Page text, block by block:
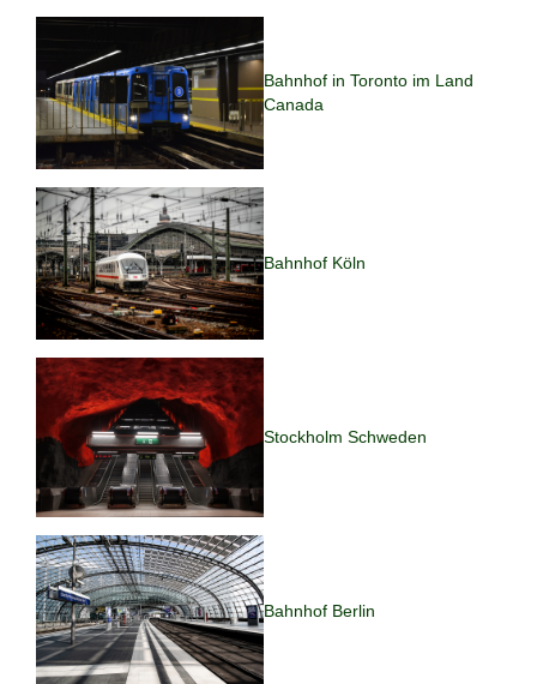
Bahnhof in Toronto im Land
Canada
Bahnhof Köln
Stockholm Schweden
Bahnhof Berlin